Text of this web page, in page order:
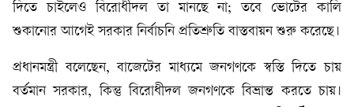
দিতে চাইলেও বিরোধীদল তা মানছে না; তবে ভোটের কালি
শুকানোর আগেই সরকার নির্বাচনি প্রতিশ্রুতি বাস্তবায়ন শুরু করেছে।
প্রধানমন্ত্রী বলেছেন, বাজেটের মাধ্যমে জনগণকে স্বস্তি দিতে চায়
বর্তমান সরকার, কিন্তু বিরোধীদল জনগণকে বিভ্রান্ত করতে চায়।